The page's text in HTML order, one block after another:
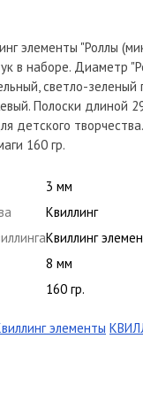
элементы "Роллы
в наборе. Диаметр
светло-зеленый
Полоски длиной
детского
160 гр.
3 мм
Квиллинг
Квиллинг
8 мм
160 гр.
элементы